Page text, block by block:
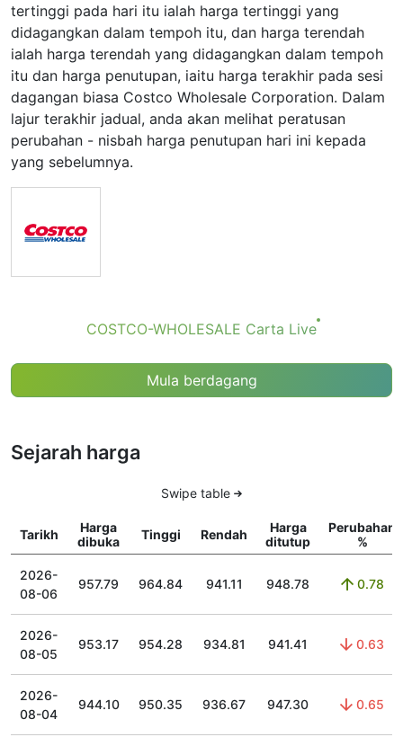
tertinggi pada hari itu ialah harga tertinggi yang
didagangkan dalam tempoh itu, dan harga terendah
ialah harga terendah yang didagangkan dalam tempoh
itu dan harga penutupan, iaitu harga terakhir pada sesi
dagangan biasa Costco Wholesale Corporation. Dalam
lajur terakhir jadual, anda akan melihat peratusan
perubahan - nisbah harga penutupan hari ini kepada
yang sebelumnya.
COSTCO-WHOLESALE Сarta Live
Mula berdagang
Sejarah harga
Swipe table
Tarikh
Harga
dibuka
Tinggi Rendah
Harga
ditutup
Perubahan
%
2026-
08-06
957.79 964.84 941.11 948.78 0.78
2026-
08-05
953.17 954.28 934.81 941.41 0.63
2026-
08-04
944.10 950.35 936.67 947.30 0.65